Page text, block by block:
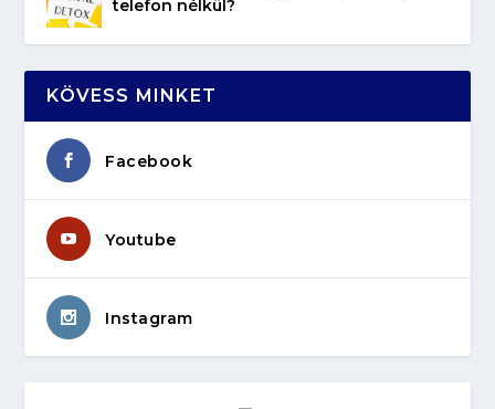
telefon nélkül?
KÖVESS MINKET
Facebook
Youtube
Instagram